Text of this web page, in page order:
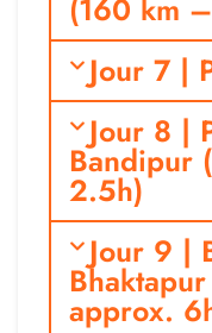
(160 km
Jour 7 |
Jour 8 |
Bandipur
2.5h)
Jour 9 |
approx.